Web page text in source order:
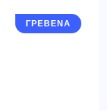
ΓΡΕΒΕΝΑ